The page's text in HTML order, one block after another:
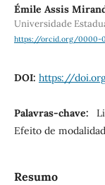
Émile Assis
Universidade
https://orcid.org/0000-
DOI: https://
Palavras-chave:
Efeito de
Resumo